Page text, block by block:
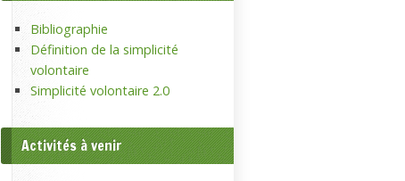
Bibliographie
Définition de la simplicité
volontaire
Simplicité volontaire 2.0
Activités à venir